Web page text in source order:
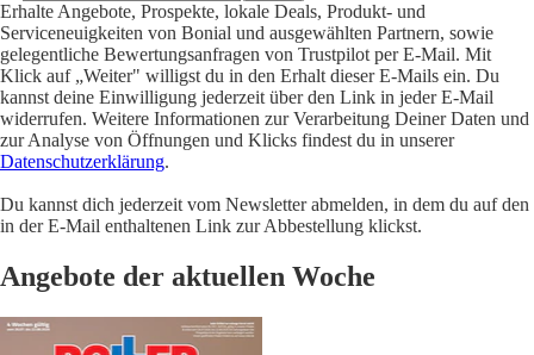
Erhalte Angebote, Prospekte, lokale Deals, Produkt- und
Serviceneuigkeiten von Bonial und ausgewählten Partnern, sowie
gelegentliche Bewertungsanfragen von Trustpilot per E-Mail. Mit
Klick auf „Weiter" willigst du in den Erhalt dieser E-Mails ein. Du
kannst deine Einwilligung jederzeit über den Link in jeder E-Mail
widerrufen. Weitere Informationen zur Verarbeitung Deiner Daten und
zur Analyse von Öffnungen und Klicks findest du in unserer
Datenschutzerklärung.
Du kannst dich jederzeit vom Newsletter abmelden, in dem du auf den
in der E-Mail enthaltenen Link zur Abbestellung klickst.
Angebote der aktuellen Woche